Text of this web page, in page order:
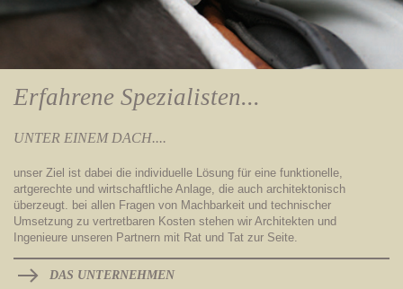
Erfahrene Spezialisten...
UNTER EINEM DACH....
unser Ziel ist dabei die individuelle Lösung für eine funktionelle,
artgerechte und wirtschaftliche Anlage, die auch architektonisch
überzeugt. bei allen Fragen von Machbarkeit und technischer
Umsetzung zu vertretbaren Kosten stehen wir Architekten und
Ingenieure unseren Partnern mit Rat und Tat zur Seite.
DAS UNTERNEHMEN